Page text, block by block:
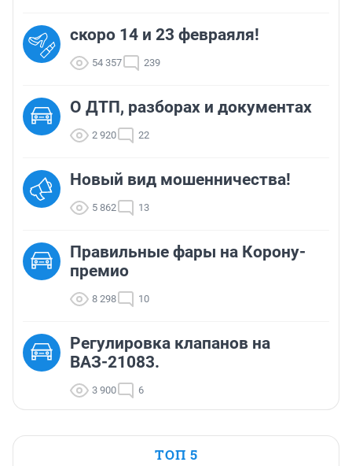
скоро 14 и 23 февраяля!
54 357 239
О ДТП, разборах и документах
2 920 22
Новый вид мошенничества!
5 862 13
Правильные фары на Корону-
премио
8 298 10
Регулировка клапанов на
ВАЗ-21083.
3 900 6
ТОП 5